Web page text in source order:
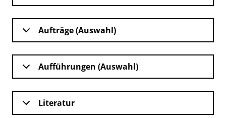
Aufträge (Auswahl)
Aufführungen (Auswahl)
Literatur